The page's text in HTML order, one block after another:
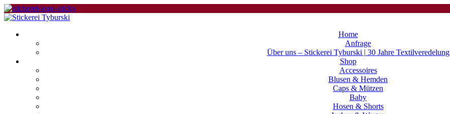
Home
Anfrage
Über uns – Stickerei Tyburski | 30 Jahre Textilveredelung
Shop
Accessoires
Blusen & Hemden
Caps & Mützen
Baby
Hosen & Shorts